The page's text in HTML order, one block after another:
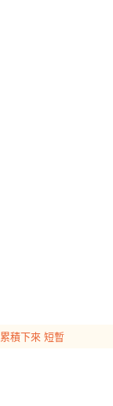
累積下來 短暫